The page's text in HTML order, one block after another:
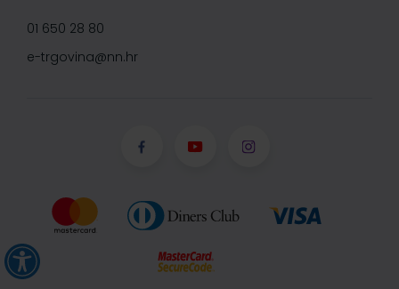
01 650 28 80
e-trgovina@nn.hr